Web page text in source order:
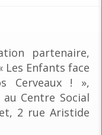
partenaire,
Les Enfants face
Cerveaux ! »,
Centre Social
2 rue Aristide